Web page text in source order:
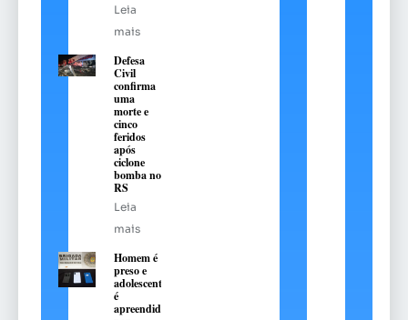
Leia
mais
Defesa
Civil
confirma
uma
morte e
cinco
feridos
após
ciclone
bomba no
RS
Leia
mais
Homem é
preso e
adolescente
é
apreendido